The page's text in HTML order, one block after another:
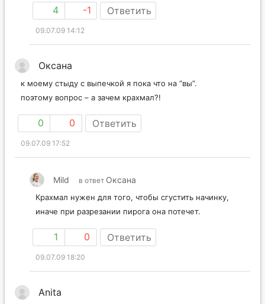
4 -1 Ответить
09.07.09 14:12
Оксана
к моему стыду с выпечкой я пока что на “вы”.
поэтому вопрос – а зачем крахмал?!
0 0 Ответить
09.07.09 17:52
Mild в ответ Оксана
Крахмал нужен для того, чтобы сгустить начинку,
иначе при разрезании пирога она потечет.
1 0 Ответить
09.07.09 18:20
Anita